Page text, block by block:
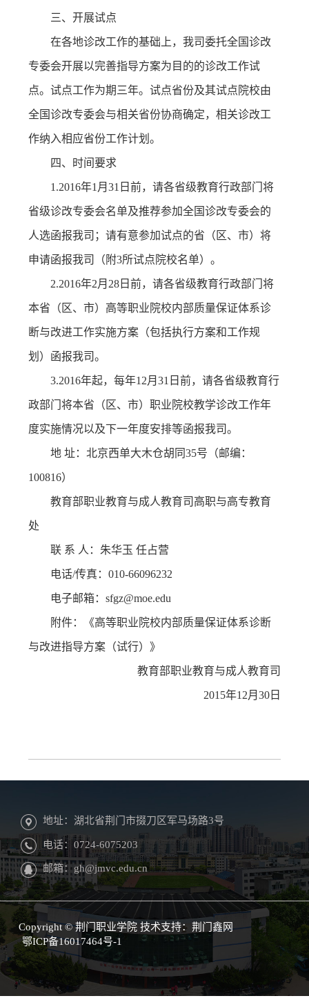
三、开展试点
在各地诊改工作的基础上，我司委托全国诊改
专委会开展以完善指导方案为目的的诊改工作试
点。试点工作为期三年。试点省份及其试点院校由
全国诊改专委会与相关省份协商确定，相关诊改工
作纳入相应省份工作计划。
四、时间要求
1.2016年1月31日前，请各省级教育行政部门将
省级诊改专委会名单及推荐参加全国诊改专委会的
人选函报我司；请有意参加试点的省（区、市）将
申请函报我司（附3所试点院校名单）。
2.2016年2月28日前，请各省级教育行政部门将
本省（区、市）高等职业院校内部质量保证体系诊
断与改进工作实施方案（包括执行方案和工作规
划）函报我司。
3.2016年起，每年12月31日前，请各省级教育行
政部门将本省（区、市）职业院校教学诊改工作年
度实施情况以及下一年度安排等函报我司。
地 址：北京西单大木仓胡同35号（邮编：
100816）
教育部职业教育与成人教育司高职与高专教育
处
联 系 人：朱华玉 任占营
电话/传真：010-66096232
电子邮箱：sfgz@moe.edu
附件：《高等职业院校内部质量保证体系诊断
与改进指导方案（试行）》
教育部职业教育与成人教育司
2015年12月30日
地址：湖北省荆门市掇刀区军马场路3号
电话：0724-6075203
邮箱：gh@jmvc.edu.cn
Copyright © 荆门职业学院 技术支持：荆门鑫网
鄂ICP备16017464号-1